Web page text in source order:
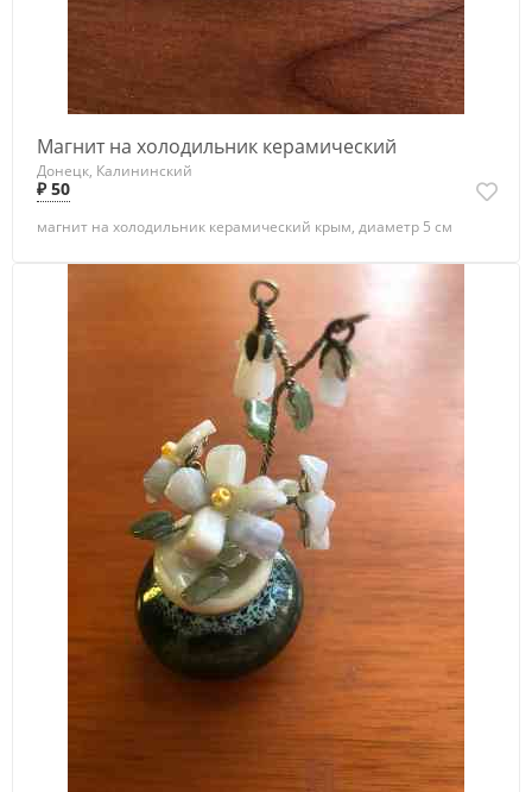
Магнит на холодильник керамический
Донецк, Калининский
₽ 50
магнит на холодильник керамический крым, диаметр 5 см